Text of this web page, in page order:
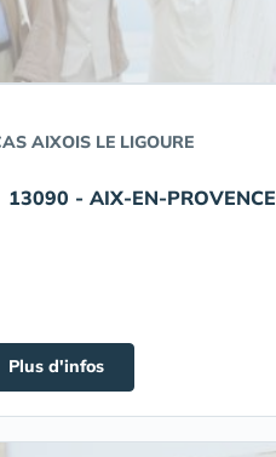
AIXOIS LE LIGOURE
13090 - AIX-EN-PROVENCE
Plus d'infos